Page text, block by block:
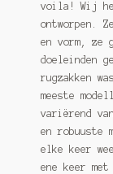
voila! Wij
ontworpen.
en vorm, ze
doeleinden
rugzakken
meeste
variërend
en robuuste
elke keer
ene keer